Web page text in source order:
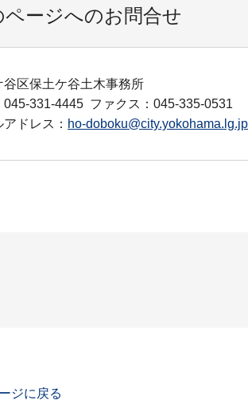
ページへのお問合せ
谷区保土ケ谷土木事務所
045-331-4445 ファクス：045-335-0531
アドレス： ho-doboku@city.yokohama.lg.jp
ジに戻る